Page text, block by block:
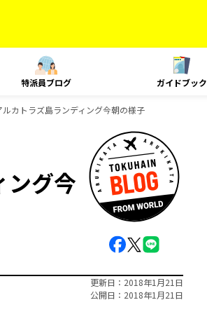
特派員ブログ ガイドブック
ルカトラズ島ランディング今朝の様子
ング今
更新日
2018年1月21日
公開日
2018年1月21日